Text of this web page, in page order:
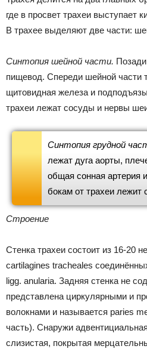
где в просвет трахеи выступает
В трахее выделяют две части:
Синтопия шейной части. Позади
пищевод. Спереди шейной части
щитовидная железа и
трахеи лежат сосуды и нервы
Синтопия грудной
лежат дуга аорты,
общая сонная артерия
бокам от трахеи лежит
Строение
Стенка трахеи состоит из 16-20
cartilagines tracheales
ligg. anularia. Задняя стенка не
представлена циркулярными и
волокнами и называется paries
часть). Снаружи
слизистая, покрытая